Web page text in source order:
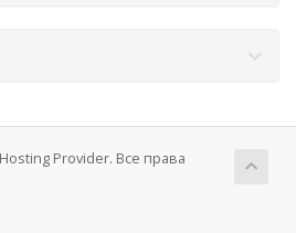
Provider. Все права